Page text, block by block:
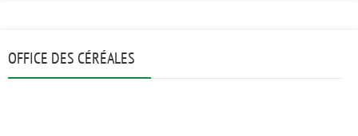
OFFICE DES CÉRÉALES